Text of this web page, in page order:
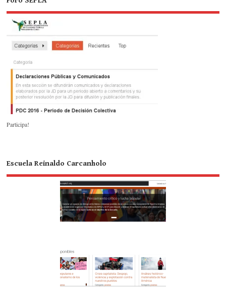
Participa!
Escuela Reinaldo Carcanholo